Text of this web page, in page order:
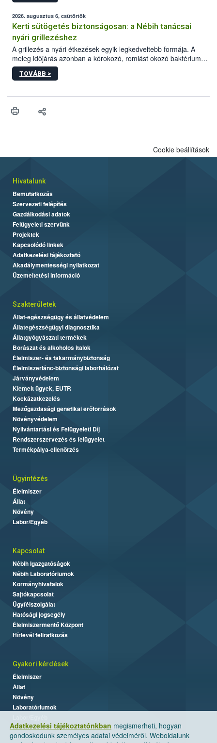
érésű szőlőkben is legyen lehetőség a károsító elleni további
védekezésre. Az Oroganic készítmény kis kiszerelésben kiskerti
felhasználók számára is elérhető és ökológiai termesztésben is
engedélyezett.
2026. augusztus 6, csütörtök
Kerti sütögetés biztonságosan: a Nébih tanácsai
nyári grillezéshez
A grillezés a nyári étkezések egyik legkedveltebb formája. A
meleg időjárás azonban a kórokozó, romlást okozó baktériumok
gyorsabb szaporodásának is kedvez. A szabadtéri sütögetés
ezért nem csupán a megfelelő sütési technikáról szól: legalább
higiéniai szabályok betartása, a megfelelő hőkezelés, valamint a
biztonsági Hivatal (Nébih) Oktatási Programja összegyűjtötte a
TOVÁBB >
Adatkezelési tájékoztatónkban megismerheti, hogyan
gondoskodunk személyes adatai védelméről. Weboldalunk
Cookie beállítások
Hivatalunk
Bemutatkozás
Szervezeti felépítés
Gazdálkodási adatok
Felügyeleti szervünk
Projektek
Kapcsolódó linkek
Adatkezelési tájékoztató
Akadálymentességi nyilatkozat
Üzemeltetési információ
Szakterületek
Állat-egészségügy és állatvédelem
Állategészségügyi diagnosztika
Állatgyógyászati termékek
Borászat és alkoholos italok
Élelmiszer- és takarmánybiztonság
Élelmiszerlánc-biztonsági laborhálózat
Járványvédelem
Kiemelt ügyek, EUTR
Kockázatkezelés
Mezőgazdasági genetikai erőforrások
Növényvédelem
Nyilvántartási és Felügyeleti Díj
Rendszerszervezés és felügyelet
Termékpálya-ellenőrzés
Ügyintézés
Élelmiszer
Állat
Növény
Labor/Egyéb
Kapcsolat
Nébih Igazgatóságok
Nébih Laboratóriumok
Kormányhivatalok
Sajtókapcsolat
Ügyfélszolgálat
Hatósági jogsegély
Élelmiszermentő Központ
Hírlevél feliratkozás
Gyakori kérdések
Élelmiszer
Állat
Növény
Laboratóriumok